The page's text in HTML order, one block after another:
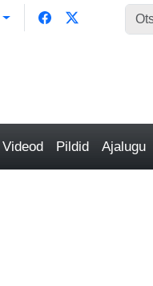
Videod Pildid Ajalugu